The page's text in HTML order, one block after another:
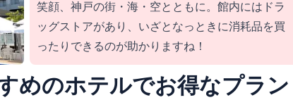
笑顔、神戸の街・海・空とともに。館内にはドラ
ッグストアがあり、いざとなっときに消耗品を買
ったりできるのが助かりますね！
めのホテルでお得なプラン